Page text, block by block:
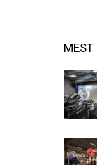
MEST